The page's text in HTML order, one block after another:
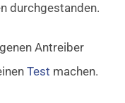
durchgestanden.
Antreiber
Test machen.